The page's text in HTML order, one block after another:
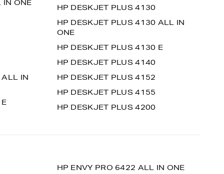
IN ONE
IN
HP DESKJET PLUS 4130
HP DESKJET PLUS 4130 ALL IN
ONE
HP DESKJET PLUS 4130 E
HP DESKJET PLUS 4140
HP DESKJET PLUS 4152
HP DESKJET PLUS 4155
HP DESKJET PLUS 4200
HP ENVY PRO 6422 ALL IN ONE